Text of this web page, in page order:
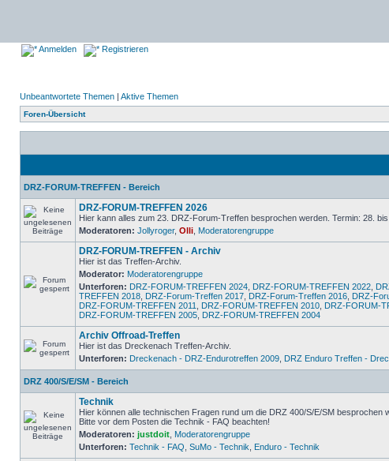
Anmelden Registrieren
Unbeantwortete Themen | Aktive Themen
Foren-Übersicht
DRZ-FORUM-TREFFEN - Bereich
DRZ-FORUM-TREFFEN 2026
Hier kann alles zum 23. DRZ-Forum-Treffen besprochen werden. Termin: 28.
Moderatoren: Jollyroger, Olli Moderatorengruppe
DRZ-FORUM-TREFFEN - Archiv
Hier ist das Treffen-Archiv.
Moderator: Moderatorengruppe
Unterforen: DRZ-FORUM-TREFFEN 2024 DRZ-FORUM-TREFFEN 2022
TREFFEN 2018 DRZ-Forum-Treffen 2017 DRZ-Forum-Treffen 2016 DRZ-
DRZ-FORUM-TREFFEN 2011
DRZ-FORUM-TREFFEN 2010 DRZ-FORUM-
DRZ-FORUM-TREFFEN 2005 DRZ-FORUM-TREFFEN 2004
Archiv Offroad-Treffen
Hier ist das Dreckenach Treffen-Archiv.
Unterforen: Dreckenach - DRZ-Endurotreffen 2009 DRZ Enduro Treffen -
DRZ 400/S/E/SM - Bereich
Technik
Hier können alle technischen Fragen rund um die DRZ 400/S/E/SM besprochen
Bitte vor dem Posten die Technik - FAQ beachten!
Moderatoren: justdoit Moderatorengruppe
Unterforen: Technik - FAQ SuMo - Technik Enduro - Technik